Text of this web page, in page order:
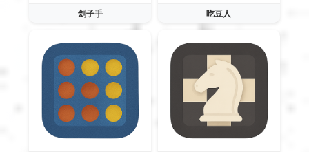
刽子手 吃豆人